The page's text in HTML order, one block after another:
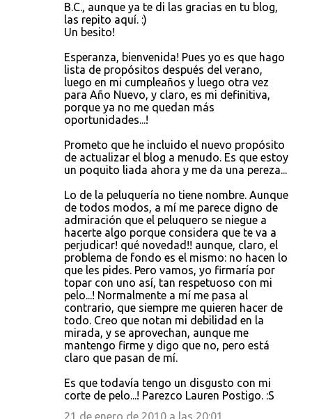
B.C., aunque ya te di las gracias en tu blog,
las repito aquí. :)
Un besito!
Esperanza, bienvenida! Pues yo es que hago
lista de propósitos después del verano,
luego en mi cumpleaños y luego otra vez
para Año Nuevo, y claro, es mi definitiva,
porque ya no me quedan más
oportunidades...!
Prometo que he incluido el nuevo propósito
de actualizar el blog a menudo. Es que estoy
un poquito liada ahora y me da una pereza...
Lo de la peluquería no tiene nombre. Aunque
de todos modos, a mí me parece digno de
admiración que el peluquero se niegue a
hacerte algo porque considera que te va a
perjudicar! qué novedad!! aunque, claro, el
problema de fondo es el mismo: no hacen lo
que les pides. Pero vamos, yo firmaría por
topar con uno así, tan respetuoso con mi
pelo...! Normalmente a mí me pasa al
contrario, que siempre me quieren hacer de
todo. Creo que notan mi debilidad en la
mirada, y se aprovechan, aunque me
mantengo firme y digo que no, pero está
claro que pasan de mí.
Es que todavía tengo un disgusto con mi
corte de pelo...! Parezco Lauren Postigo. :S
21 de enero de 2010 a las 20:01